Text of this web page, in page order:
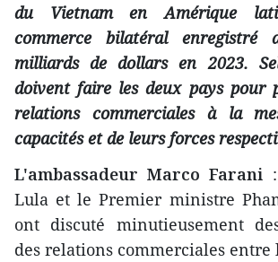
du Vietnam en Amérique
commerce bilatéral
milliards de dollars en 2023.
doivent faire les deux pays pour
relations commerciales à la
capacités et de leurs forces
L'ambassadeur Marco Farani
Lula et le Premier ministre
ont discuté minutieusement
des relations commerciales entre